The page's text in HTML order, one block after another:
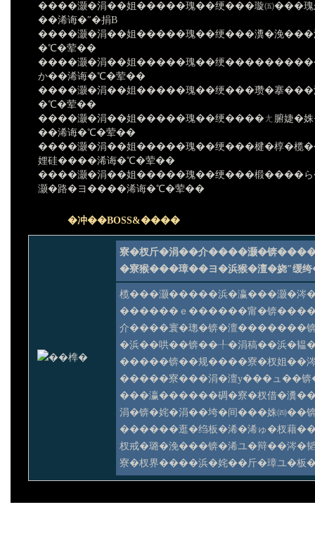
����灏�涓��姐�����瑰��绠���璇㈤���瑰
��浠诲�″�捐В
����灏�涓��姐�����瑰��绠���瀵�浼���
�℃�荤��
����灏�涓��姐�����瑰��绠
か��浠诲�℃�荤��
����灏�涓��姐�����瑰��绠���瓒�搴���
�℃�荤��
����灏�涓��姐�����瑰��绠����ㄤ腑婕�姝
��浠诲�℃�荤��
����灏�涓��姐�����瑰��绠���楗�椁�榄
娌硅����浠诲�℃�荤��
����灏�涓��姐�����瑰��绠���椴����
灏�路�ヨ����浠诲�℃�荤��
�冲��BOSS&����
寮�杈斤�涓��介����灏�锛
�寮猴���璋��ヨ�浜猴�澶�娆″缓
榄���灏�����浜�瀛���灏�涔
������ｅ������甯�锛����
介����寰�璁�锛�澶�������锛
�浜��哄��锛��╀�涓稿��浜�韫�
�����锛��规����寮�杈姐��
�����寮���涓�澶у���ュ��锛
���瀛������碉�寮�杈借�瀵
涓�锛�姹�涓��垮�间���姝㈣��
������逛�绉板�浠�浠ゅ�杈藉
杈戒�璐�浼���锛�浠ユ�辩��
寮�杈界����浜�姹��斤�璋ユ�